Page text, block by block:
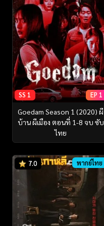
SS 1 EP 1
Goedam Season 1 (2020) ผี
บ้าน ผีเมือง ตอนที่ 1-8 จบ ซับ
ไทย
7.0 พากย์ไทย